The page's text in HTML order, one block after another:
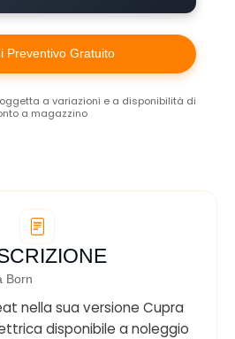
Preventivo Gratuito
a variazioni e a disponibilità di
a magazzino
Born
nella sua versione Cupra
disponibile a noleggio